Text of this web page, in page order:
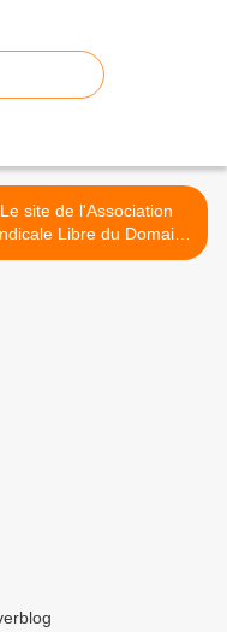
Le site de l'Association
Libre du Domaine
Naturiste d’Héliopolis >